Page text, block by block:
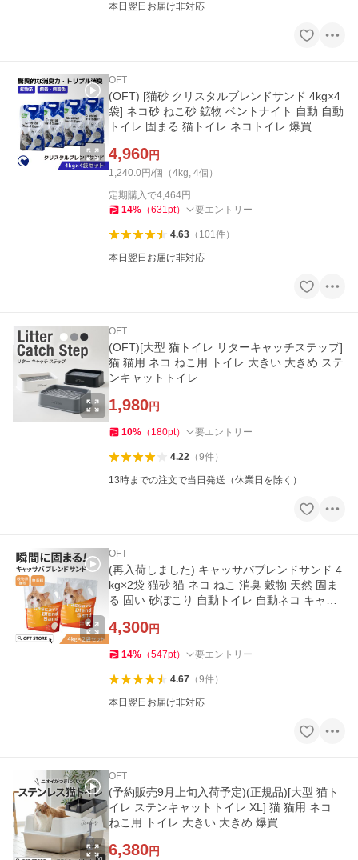
本日翌日お届け非対応
OFT
(OFT) [猫砂 クリスタルブレンドサンド 4kg×4
袋] ネコ砂 ねこ砂 鉱物 ベントナイト 自動 自動
トイレ 固まる 猫トイレ ネコトイレ 爆買
4,960円
1,240.0円/個（4kg, 4個）
定期購入で4,464円
14% （631pt） 要エントリー
4.63（ 101件）
本日翌日お届け非対応
OFT
(OFT)[大型 猫トイレ リターキャッチステップ]
猫 猫用 ネコ ねこ用 トイレ 大きい 大きめ ステ
ンキャットトイレ
1,980円
10% （ 180pt） 要エントリー
4.22（9件）
13時までの注文で当日発送（休業日を除く）
OFT
(再入荷しました) キャッサバブレンドサンド 4
kg×2袋 猫砂 猫 ネコ ねこ 消臭 穀物 天然 固ま
る 固い 砂ぼこり 自動トイレ 自動ネコ キャッ
4,300円
14% （547pt） 要エントリー
4.67（9件）
本日翌日お届け非対応
OFT
(予約販売9月上旬入荷予定)(正規品)[大型 猫ト
イレ ステンキャットトイレ XL] 猫 猫用 ネコ
ねこ用 トイレ 大きい 大きめ 爆買
6,380円